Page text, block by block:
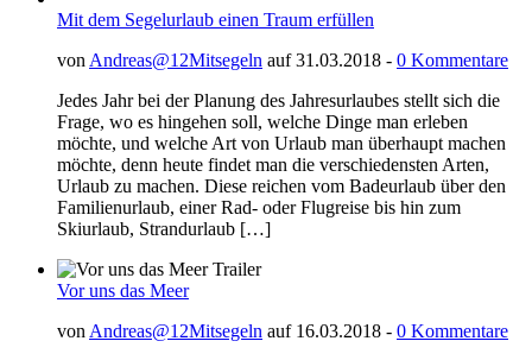
Mit dem Segelurlaub einen Traum erfüllen
vonAndreas@12Mitsegeln auf 31.03.2018 - 0 Kommentare
Jedes Jahr bei der Planung des Jahresurlaubes stellt sich die
Frage, wo es hingehen soll, welche Dinge man erleben
möchte, und welche Art von Urlaub man überhaupt machen
möchte, denn heute findet man die verschiedensten Arten,
Urlaub zu machen. Diese reichen vom Badeurlaub über den
Familienurlaub, einer Rad- oder Flugreise bis hin zum
Skiurlaub, Strandurlaub […]
Vor uns das Meer
vonAndreas@12Mitsegeln auf 16.03.2018 - 0 Kommentare